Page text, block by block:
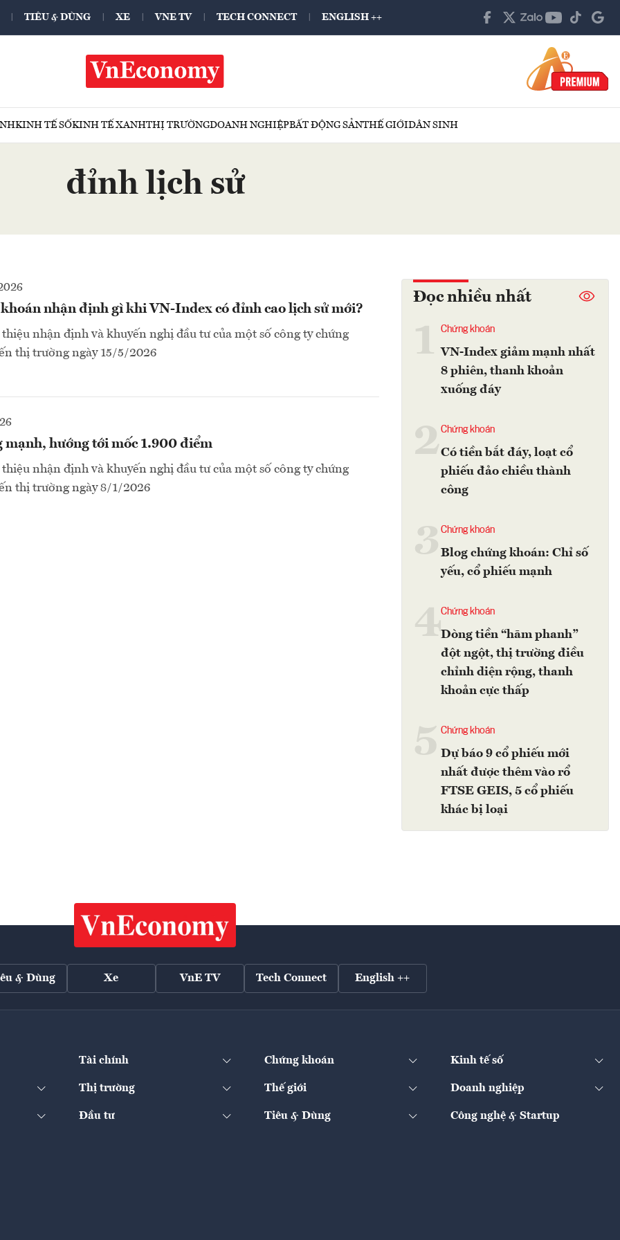
TIÊU & DÙNG XE VNE TV TECH CONNECT ENGLISH ++
KINH TẾ SỐKINH TẾ XANHTHỊ TRƯỜNGDOANH NGHIỆPBẤT ĐỘNG SẢNTHẾ GIỚIDÂN SINH
đỉnh lịch sử
nhận định gì khi VN-Index có đỉnh cao lịch sử mới?
nhận định và khuyến nghị đầu tư của một số công ty chứng
thị trường ngày 15/5/2026
hướng tới mốc 1.900 điểm
nhận định và khuyến nghị đầu tư của một số công ty chứng
thị trường ngày 8/1/2026
Đọc nhiều nhất
Chứng khoán
VN-Index giảm mạnh nhất
8 phiên, thanh khoản
xuống đáy
2Chứng khoán
Có tiền bắt đáy, loạt cổ
phiếu đảo chiều thành
công
Chứng khoán
Blog chứng khoán: Chỉ số
yếu, cổ phiếu mạnh
4Chứng khoán
Dòng tiền “hãm phanh”
đột ngột, thị trường điều
chỉnh diện rộng, thanh
khoản cực thấp
Chứng khoán
Dự báo 9 cổ phiếu mới
nhất được thêm vào rổ
FTSE GEIS, 5 cổ phiếu
khác bị loại
& Dùng Xe VnE TV Tech Connect English ++
Tài chính Chứng khoán Kinh tế số
Thị trường Thế giới Doanh nghiệp
Đầu tư Tiêu & Dùng Công nghệ & Startup